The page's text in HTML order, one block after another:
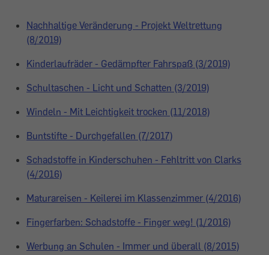
Nachhaltige Veränderung - Projekt Weltrettung
(8/2019)
Kinderlaufräder - Gedämpfter Fahrspaß (3/2019)
Schultaschen - Licht und Schatten (3/2019)
Windeln - Mit Leichtigkeit trocken (11/2018)
Buntstifte - Durchgefallen (7/2017)
Schadstoffe in Kinderschuhen - Fehltritt von Clarks
(4/2016)
Maturareisen - Keilerei im Klassenzimmer (4/2016)
Fingerfarben: Schadstoffe - Finger weg! (1/2016)
Werbung an Schulen - Immer und überall (8/2015)